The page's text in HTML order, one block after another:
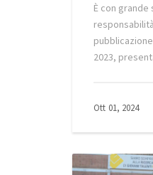
È con
2023,
Ott 01, 2024